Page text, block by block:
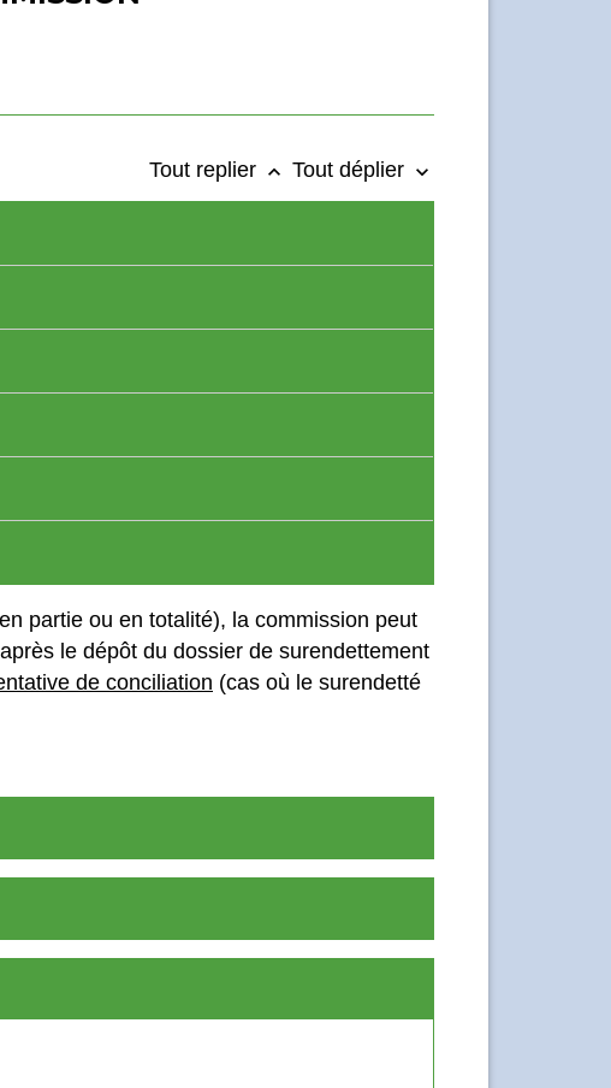
Tout replier keyboard_arrow_up Tout déplier keyboard_arrow_down
partie ou en totalité), la commission peut
le dépôt du dossier de surendettement
de conciliation (cas où le surendetté